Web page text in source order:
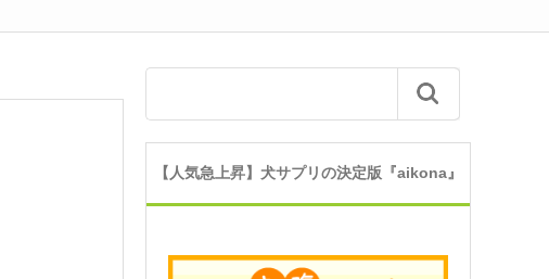
【人気急上昇】犬サプリの決定版『aikona』